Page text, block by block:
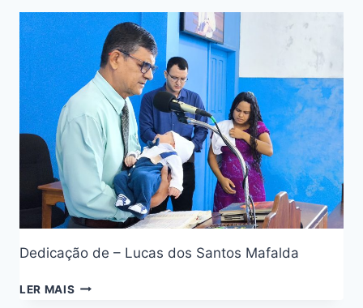
Dedicação de – Lucas dos Santos Mafalda
LER MAIS